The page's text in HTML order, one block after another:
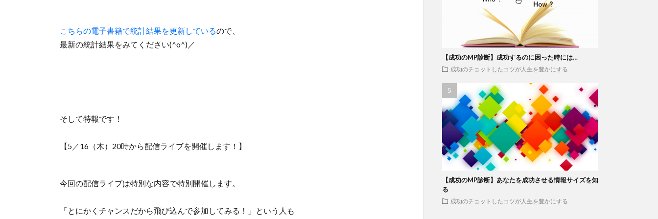
こちらの電子書籍で統計結果を更新しているので、
最新の統計結果をみてください(^o^)／
そして特報です！
【5／16（木）20時から配信ライブを開催します！】
今回の配信ライブは特別な内容で特別開催します。
「とにかくチャンスだから飛び込んで参加してみる！」という人も
【成功のMP診断】成功するのに困った時には…
成功のチョットしたコツが人生を豊かにする
【成功のMP診断】あなたを成功させる情報サイズを知
る
成功のチョットしたコツが人生を豊かにする